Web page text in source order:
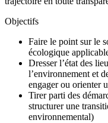
Objectifs
Faire le point sur le
écologique
Dresser l’état des
l’environnement et
engager ou orienter
Tirer parti des
structurer une
environnemental)